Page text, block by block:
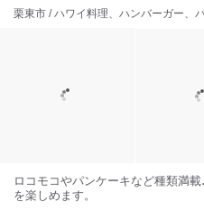
栗東市 / ハワイ料理、ハンバーガー、
ロコモコやパンケーキなど種類満
を楽しめます。